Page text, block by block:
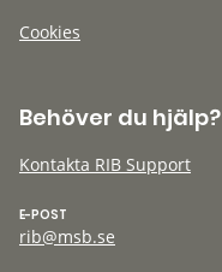
Cookies
Behöver du hjälp?
Kontakta RIB Support
E-POST
rib@msb.se